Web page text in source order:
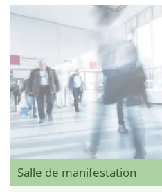
Salle de manifestation